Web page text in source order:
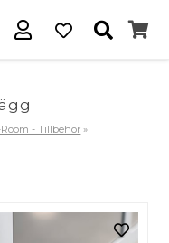
- Tillbehör »